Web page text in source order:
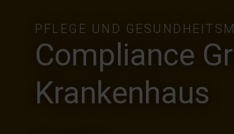
PFLEGE UND
Compliance
Krankenhaus